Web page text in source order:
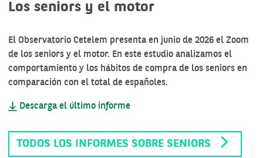
Los seniors y el motor
El Observatorio Cetelem presenta en junio de 2026 el Zoom
de los seniors y el motor. En este estudio analizamos el
comportamiento y los hábitos de compra de los seniors en
comparación con el total de españoles.
Descarga el último informe
TODOS LOS INFORMES SOBRE SENIORS